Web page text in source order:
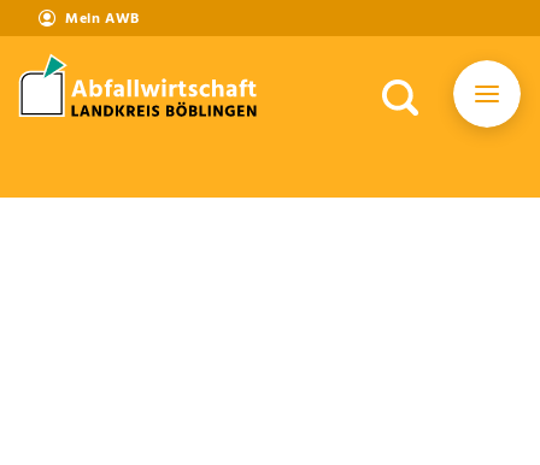
Mein AWB